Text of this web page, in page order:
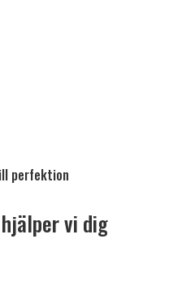
perfektion
vi dig